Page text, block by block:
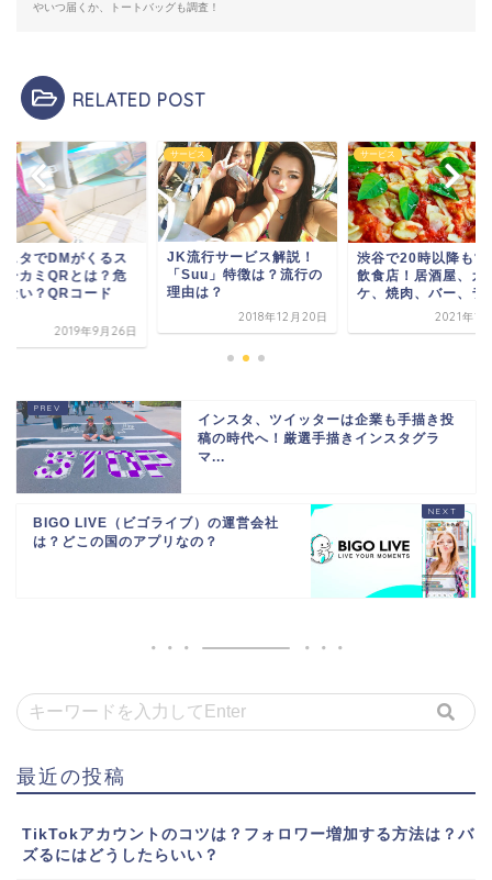
やいつ届くか、トートバッグも調査！
RELATED POST
行サービス解説！
」特徴は？流行の
は？
サービス
渋谷で20時以降も営業の
飲食店！居酒屋、カラオ
ケ、焼肉、バー、ラー...
2021年1月20日
アプリ
インスタでDMがく
ティーカミQRとは
なくない？QRコード
2019年9
インスタ、ツイッターは企業も手描き投
稿の時代へ！厳選手描きインスタグラ
マ...
BIGO LIVE（ビゴライブ）の運営会社
は？どこの国のアプリなの？
最近の投稿
TikTokアカウントのコツは？フォロワー増加する方法は？バ
ズるにはどうしたらいい？